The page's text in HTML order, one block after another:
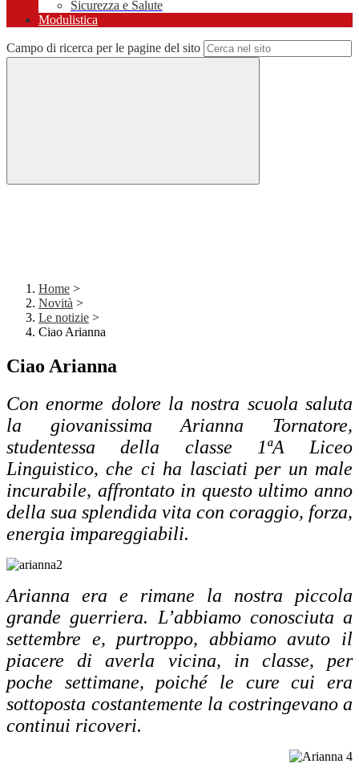
Sicurezza e Salute
Modulistica
Campo di ricerca per le pagine del sito
Home >
Novità >
Le notizie >
Ciao Arianna
Ciao Arianna
Con enorme dolore la nostra scuola saluta
la giovanissima Arianna Tornatore,
studentessa della classe 1ªA Liceo
Linguistico, che ci ha lasciati per un male
incurabile, affrontato in questo ultimo anno
della sua splendida vita con coraggio, forza,
energia impareggiabili.
Arianna era e rimane la nostra piccola
grande guerriera. L’abbiamo conosciuta a
settembre e, purtroppo, abbiamo avuto il
piacere di averla vicina, in classe, per
poche settimane, poiché le cure cui era
sottoposta costantemente la costringevano a
continui ricoveri.